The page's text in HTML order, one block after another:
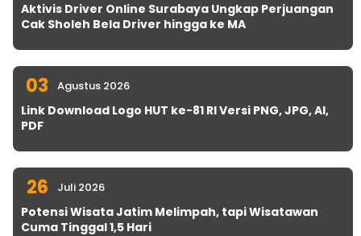
Aktivis Driver Online Surabaya Ungkap Perjuangan
Cak Sholeh Bela Driver hingga ke MA
03 Agustus 2026
Link Download Logo HUT ke-81 RI Versi PNG, JPG, AI,
PDF
26 Juli 2026
Potensi Wisata Jatim Melimpah, tapi Wisatawan
Cuma Tinggal 1,5 Hari